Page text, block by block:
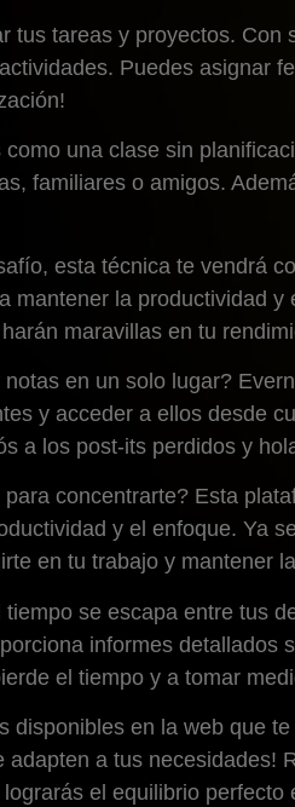
tus tareas y proyectos.
Puedes asignar
una clase sin
familiares o amigos.
esta técnica te vendrá
mantener la productividad
maravillas en tu
en un solo lugar?
y acceder a ellos desde
a los post-its perdidos y
concentrarte? Esta
y el enfoque. Ya
en tu trabajo y mantener
se escapa entre tus
informes
el tiempo y a tomar
en la web que
a tus
el equilibrio